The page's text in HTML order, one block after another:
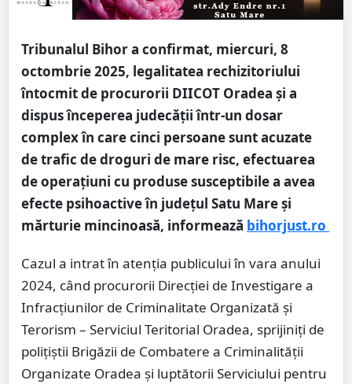
Tribunalul Bihor a confirmat, miercuri, 8
octombrie 2025, legalitatea rechizitoriului
întocmit de procurorii DIICOT Oradea și a
dispus începerea judecății într-un dosar
complex în care cinci persoane sunt acuzate
de trafic de droguri de mare risc, efectuarea
de operațiuni cu produse susceptibile a avea
efecte psihoactive în județul Satu Mare și
mărturie mincinoasă, informează bihorjust.ro
Cazul a intrat în atenția publicului în vara anului
2024, când procurorii Direcției de Investigare a
Infracțiunilor de Criminalitate Organizată și
Terorism – Serviciul Teritorial Oradea, sprijiniți de
polițiștii Brigăzii de Combatere a Criminalității
Organizate Oradea și luptătorii Serviciului pentru